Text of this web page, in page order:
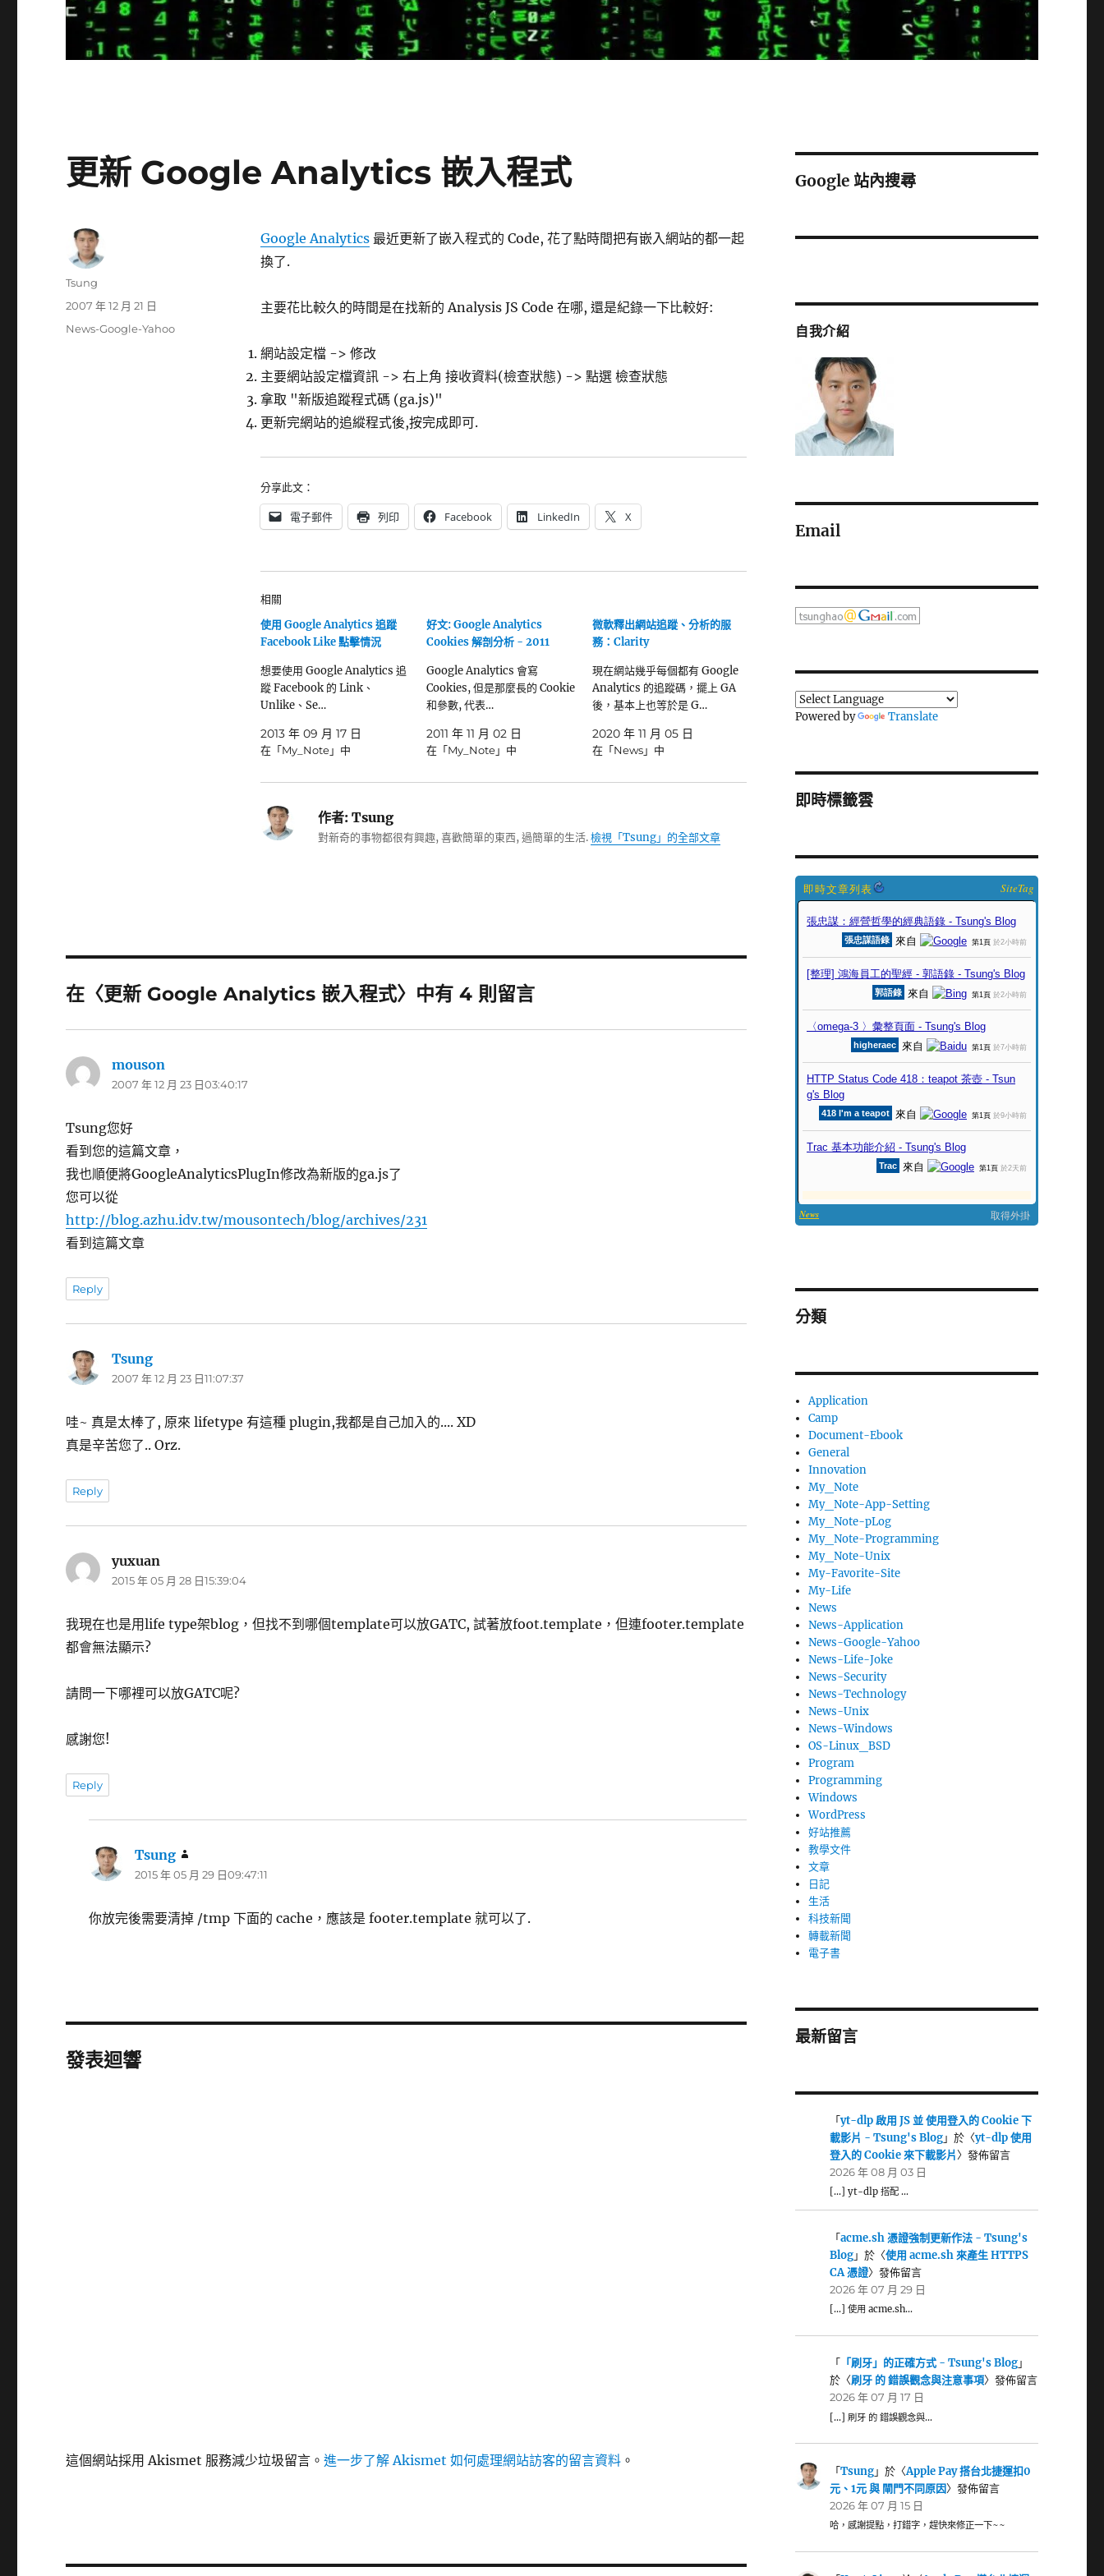
更新 Google Analytics 嵌入程式
Google Analytics最近更新了嵌入程式的 Code, 花了點時間把有嵌入網站的都一起
換了.
主要花比較久的時間是在找新的 Analysis JS Code 在哪, 還是紀錄一下比較好:
網站設定檔 -> 修改
主要網站設定檔資訊 -> 右上角 接收資料(檢查狀態) -> 點選 檢查狀態
拿取 "新版追蹤程式碼 (ga.js)"
更新完網站的追縱程式後,按完成即可.
分享此文：
電子郵件 列印 Facebook LinkedIn X
相關
使用 Google Analytics 追蹤
Facebook Like 點擊情況
想要使用 Google Analytics 追
蹤 Facebook 的 Link、
Unlike、Se…
2013 年 09 月 17 日
在「My_Note」中
好文: Google Analytics
Cookies 解剖分析 - 2011
Google Analytics 會寫
Cookies, 但是那麼長的 Cookie
和參數, 代表…
2011 年 11 月 02 日
在「My_Note」中
微軟釋出網站追蹤、分析的服
務：Clarity
現在網站幾乎每個都有 Google
Analytics 的追蹤碼，擺上 GA
後，基本上也等於是 G…
2020 年 11 月 05 日
在「News」中
作者:Tsung
對新奇的事物都很有興趣, 喜歡簡單的東西, 過簡單的生活.檢視「Tsung」的全部文章
作
Tsung
發
2007 年 12 月 21 日
分
News-Google-Yahoo
在〈更新 Google Analytics 嵌入程式〉中有 4 則留言
mouson
示:
2007 年 12 月 23 日03:40:17
Tsung您好
看到您的這篇文章，
我也順便將GoogleAnalyticsPlugIn修改為新版的ga.js了
您可以從
http://blog.azhu.idv.tw/mousontech/blog/archives/231
看到這篇文章
Reply
Tsung
示:
2007 年 12 月 23 日11:07:37
哇~ 真是太棒了, 原來 lifetype 有這種 plugin,我都是自己加入的.... XD
真是辛苦您了.. Orz.
Reply
yuxuan
示:
2015 年 05 月 28 日15:39:04
我現在也是用life type架blog，但找不到哪個template可以放GATC, 試著放foot.template，但連footer.template
都會無法顯示?
請問一下哪裡可以放GATC呢?
感謝您!
Reply
Tsung
示:
2015 年 05 月 29 日09:47:11
你放完後需要清掉 /tmp 下面的 cache，應該是 footer.template 就可以了.
發表迴響
這個網站採用 Akismet 服務減少垃圾留言。進一步了解 Akismet 如何處理網站訪客的留言資料 。
Google 站內搜尋
自我介紹
Email
Powered by Translate
即時標籤雲
SiteTag
分類
Application
Camp
Document-Ebook
General
Innovation
My_Note
My_Note-App-Setting
My_Note-pLog
My_Note-Programming
My_Note-Unix
My-Favorite-Site
My-Life
News
News-Application
News-Google-Yahoo
News-Life-Joke
News-Security
News-Technology
News-Unix
News-Windows
OS-Linux_BSD
Program
Programming
Windows
WordPress
好站推薦
教學文件
文章
日記
生活
科技新聞
轉載新聞
電子書
最新留言
「yt-dlp 啟用 JS 並 使用登入的 Cookie 下
載影片 - Tsung's Blog」於〈yt-dlp 使用
登入的 Cookie 來下載影片〉發佈留言
2026 年 08 月 03 日
[…] yt-dlp 搭配 …
「acme.sh 憑證強制更新作法 - Tsung's
Blog」於〈使用 acme.sh 來產生 HTTPS
CA 憑證〉發佈留言
2026 年 07 月 29 日
[…] 使用 acme.sh…
「 「刷牙」的正確方式 - Tsung's Blog」
於〈刷牙 的 錯誤觀念與注意事項〉發佈留言
2026 年 07 月 17 日
[…] 刷牙 的 錯誤觀念與…
「Tsung」於〈Apple Pay 搭台北捷運扣0
元、1元 與 閘門不同原因〉發佈留言
2026 年 07 月 15 日
哈，感謝提點，打錯字，趕快來修正一下~~